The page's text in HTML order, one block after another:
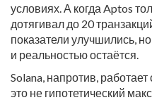
условиях. А когда Aptos
дотягивал до 20
показатели улучшились,
и реальностью остаётся.
Solana, напротив,
это не гипотетический